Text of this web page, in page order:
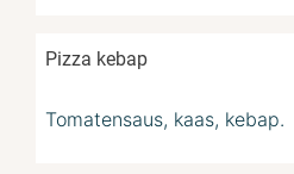
Pizza kebap
Tomatensaus, kaas, kebap.